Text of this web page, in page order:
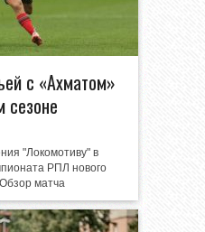
с «Ахматом»
сезоне
"Локомотиву" в
РПЛ нового
матча